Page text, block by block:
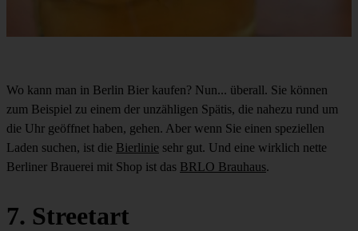
Wo kann man in Berlin Bier kaufen? Nun... überall. Sie können
zum Beispiel zu einem der unzähligen Spätis, die nahezu rund um
die Uhr geöffnet haben, gehen. Aber wenn Sie einen speziellen
Laden suchen, ist die Bierlinie sehr gut. Und eine wirklich nette
Berliner Brauerei mit Shop ist das BRLO Brauhaus.
7. Streetart